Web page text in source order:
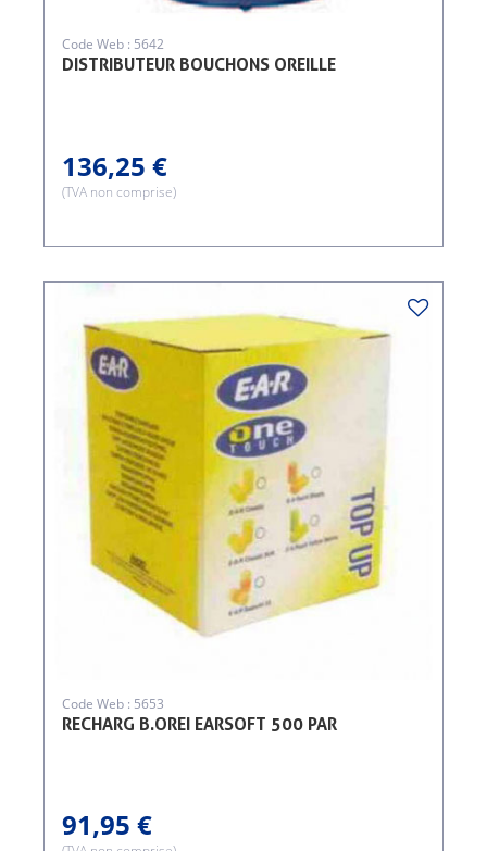
DISTRIBUTEUR BOUCHONS OREILLE
Code Web : 5642
136,25 €
(TVA non comprise)
RECHARG B.OREI EARSOFT 500 PAR
Code Web : 5653
91,95 €